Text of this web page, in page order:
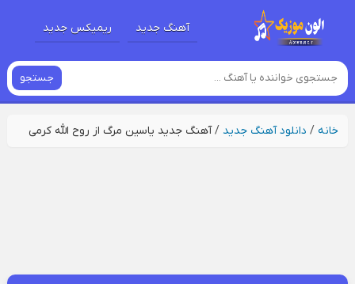
آهنگ جدید ریمیکس جدید
جستجو
خانه/ دانلود آهنگ جدید /آهنگ جدید یاسین مرگ از روح الله کرمی